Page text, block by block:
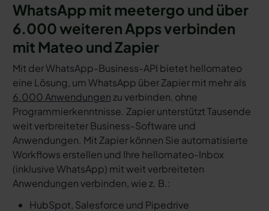
WhatsApp mit meetergo und über
6.000 weiteren Apps verbinden
mit Mateo und Zapier
Mit der WhatsApp-Business-API bietet hellomateo
eine Lösung, um WhatsApp über Zapier mit mehr als
6.000 Anwendungenzu verbinden, ohne
Programmierkenntnisse. Zapier unterstützt Tausende
weit verbreiteter Business-Software und
Anwendungen. Mit Zapier können Sie automatisierte
Workflows erstellen und Ihre hellomateo-Inbox
(inklusive WhatsApp) mit weit verbreiteten
Anwendungen verbinden, wie z. B.:
HubSpot, Salesforce und Pipedrive